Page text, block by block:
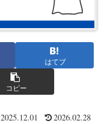
はてブ
コピー
2025.12.01 2026.02.28